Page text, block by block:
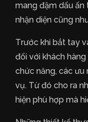
mang đậm dấu ấn
nhận diện cũng
Trước khi bắt tay
đổi với khách
chức năng, các ưu
vụ. Từ đó cho ra
hiện phù hợp mà